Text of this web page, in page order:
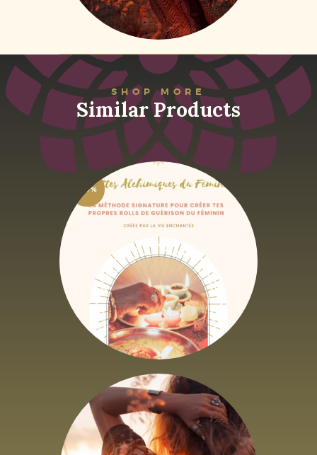
SHOP MORE
Similar Products
-50%
Recettes Alchimiques
62 € HTVA + 21% de TVA
Soin énergétique
privé